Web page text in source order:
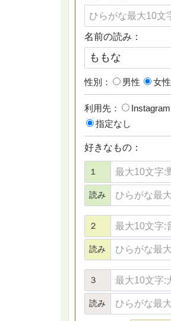
名前の読み：
性別： 男性 女性
利用先： Instagram
指定なし
好きなもの：
１
読み
２
読み
３
読み